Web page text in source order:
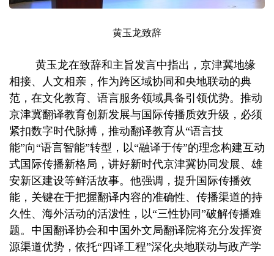
黄玉龙致辞
黄玉龙在致辞和主旨发言中指出，京津冀地缘
相接、人文相亲，作为跨区域协同和央地联动的典
范，在文化教育、语言服务领域具备引领优势。推动
京津冀翻译教育创新发展与国际传播质效升级，必须
紧扣数字时代脉搏，推动翻译教育从“语言技
能”向“语言智能”转型，以“融译于传”的理念构建互动
式国际传播新格局，讲好新时代京津冀协同发展、雄
安新区建设等鲜活故事。他强调，提升国际传播效
能，关键在于把握翻译内容的准确性、传播渠道的持
久性、海外活动的活泼性，以“三性协同”破解传播难
题。中国翻译协会和中国外文局翻译院将充分发挥资
源渠道优势，依托“四译工程”深化央地联动与政产学